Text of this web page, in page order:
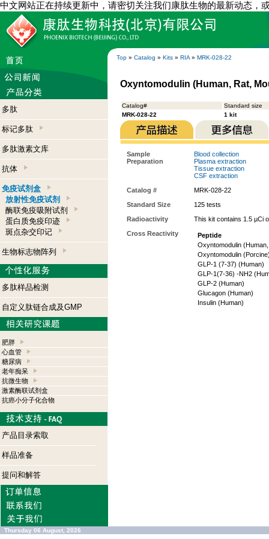
中文网站正在持续更新中，请密切关注我们康肽生物的最新动态，
Top » Catalog » Kits » RIA » MRK-028-22
多肽
标记多肽
多肽激素文库
抗体
免疫试剂盒
放射性免疫试剂
酶联免疫吸附试剂
蛋白质免疫印迹
斑点杂交印记
生物标志物阵列
多肽样品检测
自定义肽链合成及GMP
肥胖
心血管
糖尿病
老年痴呆
抗微生物
激素酶联试剂盒
抗癌小分子化合物
产品目录索取
样品准备
提问和解答
Oxyntomodulin (Human, Rat,
Catalog#
Standard size
MRK-028-22
1 kit
Sample
Preparation
Blood collection
Plasma extraction
Tissue extraction
CSF extraction
Catalog #
MRK-028-22
Standard Size
125 tests
Radioactivity
This kit contains 1.5 µCi
Cross Reactivity
Peptide
Oxyntomodulin
Oxyntomodulin
GLP-1 (7-37) (Human)
GLP-1(7-36) -NH2
GLP-2 (Human)
Glucagon (Human)
Insulin (Human)
Thursday 06 August, 2026